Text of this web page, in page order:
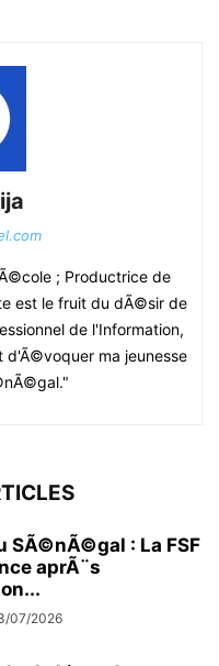
; Productrice de
est le fruit du dÃ©sir de
de l'Information,
ma jeunesse
SÃ©nÃ©gal : La FSF
aprÃ¨s
07/2026